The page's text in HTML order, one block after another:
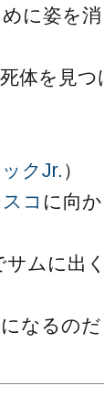
に姿を消
体を見つ
クJr. ）
コ に向か
サムに出
なるのだ